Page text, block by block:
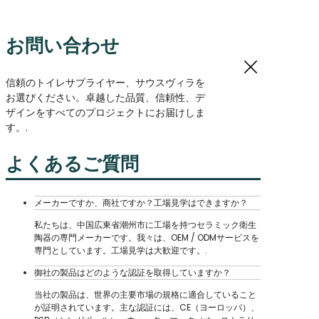
お問い合わせ
信頼のトイレサプライヤー、サウスヴィラを
お選びください。卓越した品質、信頼性、デ
ザインをすべてのプロジェクトにお届けしま
す。.
よくあるご質問
メーカーですか、商社ですか？工場見学はできますか？
私たちは、中国広東省潮州市に工場を持つセラミック衛生
陶器の専門メーカーです。我々は、OEM / ODMサービスを
専門としています。工場見学は大歓迎です。.
御社の製品はどのような認証を取得していますか？
当社の製品は、世界の主要市場の規格に適合していること
が証明されています。主な認証には、CE（ヨーロッパ）、